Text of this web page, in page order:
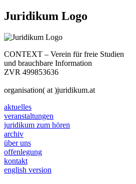
Juridikum Logo
CONTEXT – Verein für freie Studien
und brauchbare Information
ZVR 499853636
organisation( at )juridikum.at
aktuelles
veranstaltungen
juridikum zum hören
archiv
über uns
offenlegung
kontakt
english version